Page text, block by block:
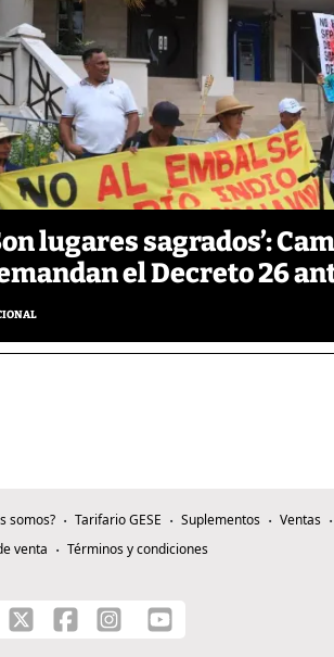
lugares sagrados’:
el Decreto 26
somos? Tarifario GESE Suplementos Ventas
venta
Términos y condiciones